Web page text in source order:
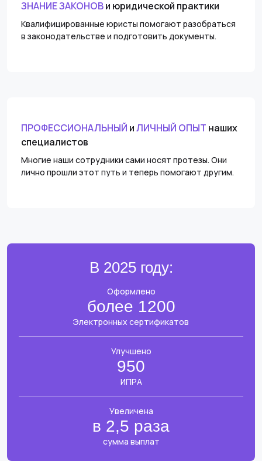
ЗНАНИЕ ЗАКОНОВи юридической практики
Квалифицированные юристы помогают разобраться
в законодательстве и подготовить документы.
ПРОФЕССИОНАЛЬНЫЙ иЛИЧНЫЙ ОПЫТ наших
специалистов
Многие наши сотрудники сами носят протезы. Они
лично прошли этот путь и теперь помогают другим.
В 2025 году:
Оформлено
более 1200
Электронных сертификатов
Улучшено
950
ИПРА
Увеличена
в 2,5 раза
сумма выплат